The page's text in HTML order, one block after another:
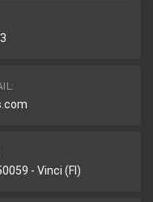
- Vinci (FI)